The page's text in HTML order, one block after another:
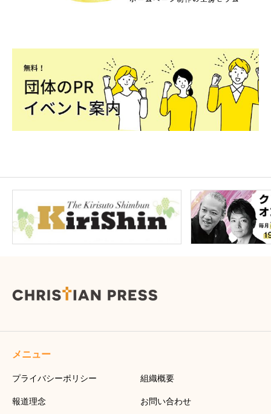
メニュー
プライバシーポリシー 組織概要
報道理念 お問い合わせ